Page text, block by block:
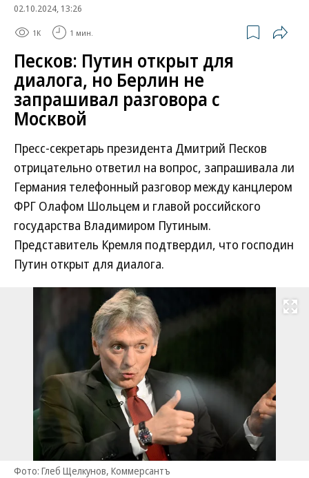
02.10.2024, 13:26
1K 1 мин.
Песков: Путин открыт для
диалога, но Берлин не
запрашивал разговора с
Москвой
Пресс-секретарь президента Дмитрий Песков
отрицательно ответил на вопрос, запрашивала ли
Германия телефонный разговор между канцлером
ФРГ Олафом Шольцем и главой российского
государства Владимиром Путиным.
Представитель Кремля подтвердил, что господин
Путин открыт для диалога.
Развернуть
Фото: Глеб Щелкунов, Коммерсантъ